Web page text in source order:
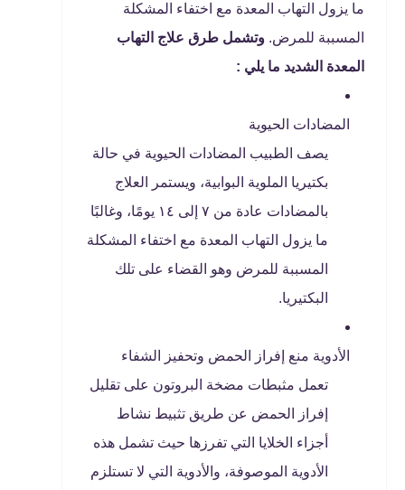
ما يزول التهاب المعدة مع اختفاء المشكلة
المسببة للمرض. وتشمل طرق علاج التهاب
المعدة الشديد ما يلي :
المضادات الحيوية
يصف الطبيب المضادات الحيوية في حالة
بكتيريا الملوية البوابية، ويستمر العلاج
بالمضادات عادة من ٧ إلى ١٤ يومًا، وغالبًا
ما يزول التهاب المعدة مع اختفاء المشكلة
المسببة للمرض وهو القضاء على تلك
البكتيريا.
الأدوية منع إفراز الحمض وتحفيز الشفاء
تعمل مثبطات مضخة البروتون على تقليل
إفراز الحمض عن طريق تثبيط نشاط
أجزاء الخلايا التي تفرزها حيث تشمل هذه
الأدوية الموصوفة، والأدوية التي لا تستلزم